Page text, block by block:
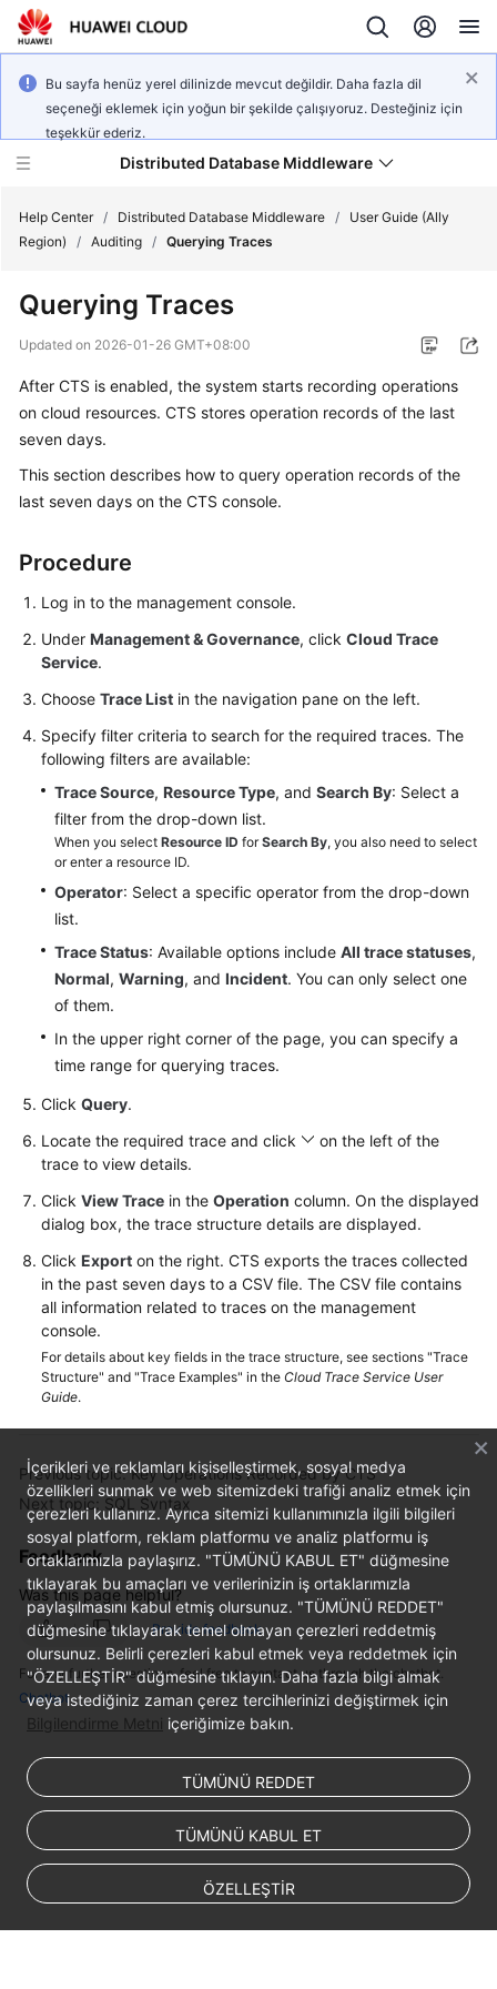
Bu sayfa henüz yerel dilinizde mevcut değildir. Daha fazla dil
seçeneği eklemek için yoğun bir şekilde çalışıyoruz. Desteğiniz için
teşekkür ederiz.
Distributed Database Middleware
New
Bulletin
Service
Billing
Getting
User
Guide
Reference
SDK
Reference
Best
Practices
Performance
Paper
FAQs
More
Documents
General
Reference
Glossary
Shared
Responsibilities
Level
Agreement
White
Papers
Endpoints
Permissions
Help Center / Distributed Database Middleware /
User Guide (Ally
Region)
/ Auditing / Querying Traces
Querying Traces
Updated on 2026-01-26 GMT+08:00
After CTS is enabled, the system starts recording operations
on cloud resources. CTS stores operation records of the last
seven days.
This section describes how to query operation records of the
last seven days on the CTS console.
Procedure
Log in to the management console.
Under Management & Governance, click Cloud Trace
Service.
Choose Trace List in the navigation pane on the left.
Specify filter criteria to search for the required traces. The
following filters are available:
Trace Source, Resource Type, and Search By: Select a
filter from the drop-down list.
When you select Resource ID forSearch By, you also need to select
or enter a resource ID.
Operator: Select a specific operator from the drop-down
list.
Trace Status: Available options include All trace statuses,
Normal, Warning, and Incident. You can only select one
of them.
In the upper right corner of the page, you can specify a
time range for querying traces.
Click Query.
Locate the required trace and click
on the left of the
trace to view details.
Click View Trace in the Operation column. On the displayed
dialog box, the trace structure details are displayed.
Click Export on the right. CTS exports the traces collected
in the past seven days to a CSV file. The CSV file contains
all information related to traces on the management
console.
For details about key fields in the trace structure, see sections "Trace
Structure" and "Trace Examples" in the Cloud Trace Service User
Guide.
Previous topic: Key Operations Recorded by CTS
Next topic: SQL Syntax
Feedback
Was this page helpful?
Provide feedback
For any further questions, feel free to contact us through the chatbot.
Chatbot
İçerikleri ve reklamları kişiselleştirmek, sosyal medya
özellikleri sunmak ve web sitemizdeki trafiği analiz etmek için
çerezleri kullanırız. Ayrıca sitemizi kullanımınızla ilgili bilgileri
sosyal platform, reklam platformu ve analiz platformu iş
ortaklarımızla paylaşırız. "TÜMÜNÜ KABUL ET" düğmesine
tıklayarak bu amaçları ve verilerinizin iş ortaklarımızla
paylaşılmasını kabul etmiş olursunuz. "TÜMÜNÜ REDDET"
düğmesine tıklayarak temel olmayan çerezleri reddetmiş
olursunuz. Belirli çerezleri kabul etmek veya reddetmek için
"ÖZELLEŞTİR" düğmesine tıklayın. Daha fazla bilgi almak
veya istediğiniz zaman çerez tercihlerinizi değiştirmek için
Bilgilendirme Metni içeriğimize bakın.
TÜMÜNÜ REDDET
TÜMÜNÜ KABUL ET
ÖZELLEŞTİR